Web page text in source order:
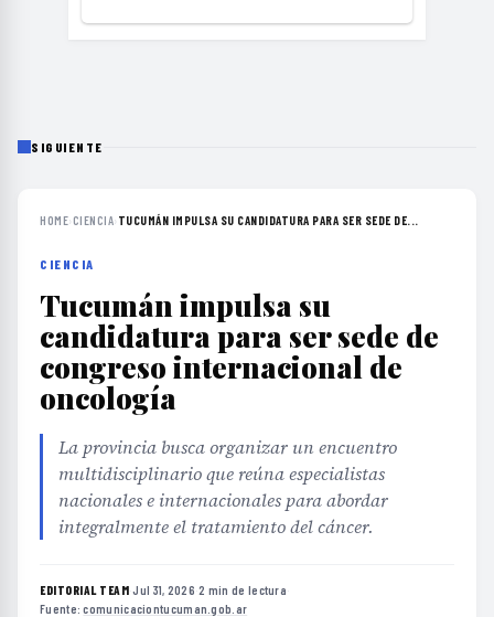
SIGUIENTE
HOME›CIENCIA› TUCUMÁN IMPULSA SU CANDIDATURA PARA SER SEDE DE...
CIENCIA
Tucumán impulsa su
candidatura para ser sede de
congreso internacional de
oncología
La provincia busca organizar un encuentro
multidisciplinario que reúna especialistas
nacionales e internacionales para abordar
integralmente el tratamiento del cáncer.
EDITORIAL TEAM·Jul 31, 2026·2 min de lectura·
Fuente:comunicaciontucuman.gob.ar